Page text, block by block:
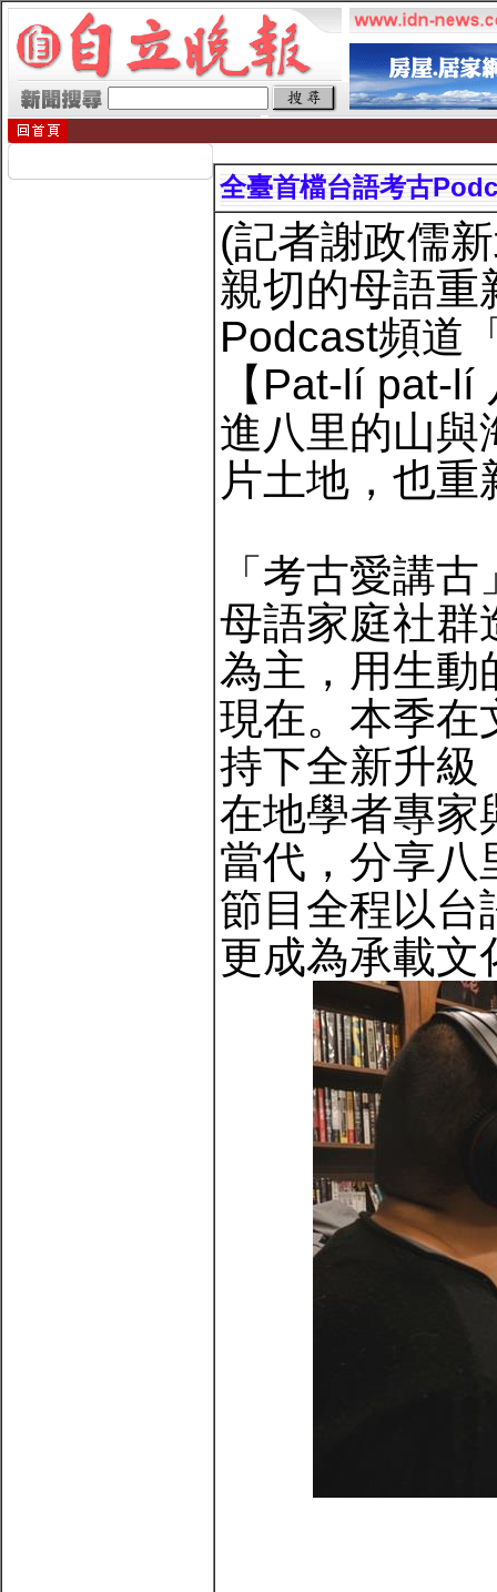
全臺首檔台語考古
(記者謝政儒
親切的母語重
Podcast頻道
【Pat-lí pat-
進八里的山與
片土地，也
「考古愛講
母語家庭社群
為主，用生動
現在。本季在
持下全新升級
在地學者專家
當代，分享八
節目全程以台
更成為承載文